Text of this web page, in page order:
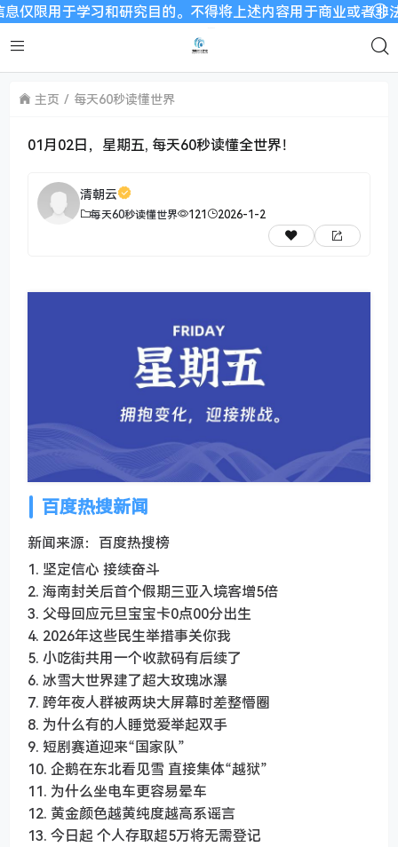
用于学习和研究目的。不得将上述内容用于商业或者非法
主页 每天60秒读懂世界
01月02日，星期五, 每天60秒读懂全世界！
清朝云
每天60秒读懂世界 121 2026-1-2
百度热搜新闻
新闻来源：百度热搜榜
1. 坚定信心 接续奋斗
2. 海南封关后首个假期三亚入境客增5倍
3. 父母回应元旦宝宝卡0点00分出生
4. 2026年这些民生举措事关你我
5. 小吃街共用一个收款码有后续了
6. 冰雪大世界建了超大玫瑰冰瀑
7. 跨年夜人群被两块大屏幕时差整懵圈
8. 为什么有的人睡觉爱举起双手
9. 短剧赛道迎来“国家队”
10. 企鹅在东北看见雪 直接集体“越狱”
11. 为什么坐电车更容易晕车
12. 黄金颜色越黄纯度越高系谣言
13. 今日起 个人存取超5万将无需登记